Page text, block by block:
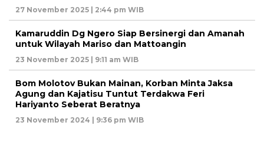
27 November 2025 | 2:44 pm WIB
Kamaruddin Dg Ngero Siap Bersinergi dan Amanah
untuk Wilayah Mariso dan Mattoangin
23 November 2025 | 9:11 am WIB
Bom Molotov Bukan Mainan, Korban Minta Jaksa
Agung dan Kajatisu Tuntut Terdakwa Feri
Hariyanto Seberat Beratnya
23 November 2024 | 9:36 pm WIB